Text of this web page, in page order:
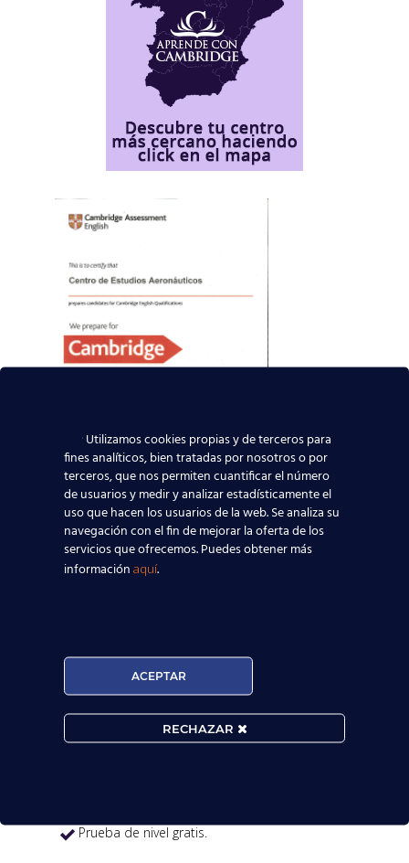
MATRÍCULA ABIERTA:
 Prueba de nivel gratis.
Utilizamos cookies propias y de terceros para
fines analíticos, bien tratadas por nosotros o por
terceros, que nos permiten cuantificar el número
de usuarios y medir y analizar estadísticamente el
uso que hacen los usuarios de la web. Se analiza su
navegación con el fin de mejorar la oferta de los
servicios que ofrecemos. Puedes obtener más
información aquí.
ACEPTAR
RECHAZAR